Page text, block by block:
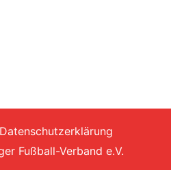
Datenschutzerklärung
Fußball-Verband e.V.